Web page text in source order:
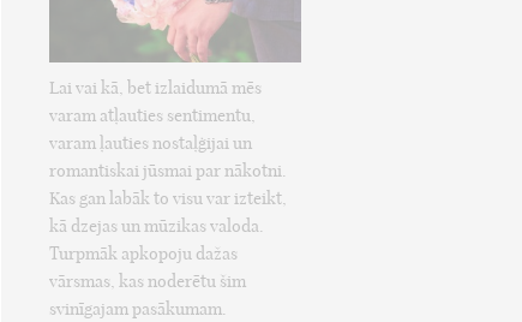
Lai vai kā, bet izlaidumā mēs
varam atļauties sentimentu,
varam ļauties nostaļģijai un
romantiskai jūsmai par nākotni.
Kas gan labāk to visu var izteikt,
kā dzejas un mūzikas valoda.
Turpmāk apkopoju dažas
vārsmas, kas noderētu šim
svinīgajam pasākumam.